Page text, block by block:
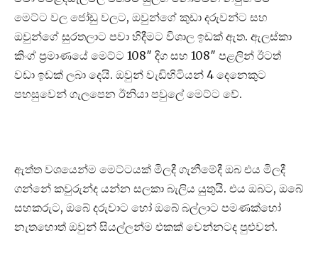
මෙට්ට වල ජෝඩු වලට, ඔවුන්ගේ කුඩා දරුවන්ට සහ
ඔවුන්ගේ සුරතලාට පවා හිදීමට විශාල ඉඩක් ඇත. ඇලස්කා
කිංග් ප්‍රමාණයේ මෙට්ට 108″ දිග සහ 108″ පළලින් ඊටත්
වඩා ඉඩක් ලබා දෙයි. ඔවුන් වැඩිහිටියන් 4 දෙනෙකුට
පහසුවෙන් ගැලපෙන ඊනියා පවුලේ මෙට්ට වේ.
ඇත්ත වශයෙන්ම මෙට්ටයක් මිලදී ගැනීමේදී ඔබ එය මිලදී
ගන්නේ කවුරුන්ද යන්න සලකා බැලිය යුතුයි. එය ඔබට, ඔබේ
සහකරුට, ඔබේ දරුවාට හෝ ඔබේ බල්ලාට පමණක්හෝ
නැතහොත් ඔවුන් සියල්ලන්ම එකක් වෙන්නටද පුළුවන්.